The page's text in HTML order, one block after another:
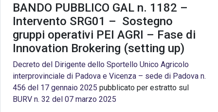
BANDO PUBBLICO GAL n. 1182 –
Intervento SRG01 – Sostegno
gruppi operativi PEI AGRI – Fase di
Innovation Brokering (setting up)
Decreto del Dirigente dello Sportello Unico Agricolo
interprovinciale di Padova e Vicenza – sede di Padova n.
456 del 17 gennaio 2025 pubblicato per estratto sul
BURV n. 32 del 07 marzo 2025